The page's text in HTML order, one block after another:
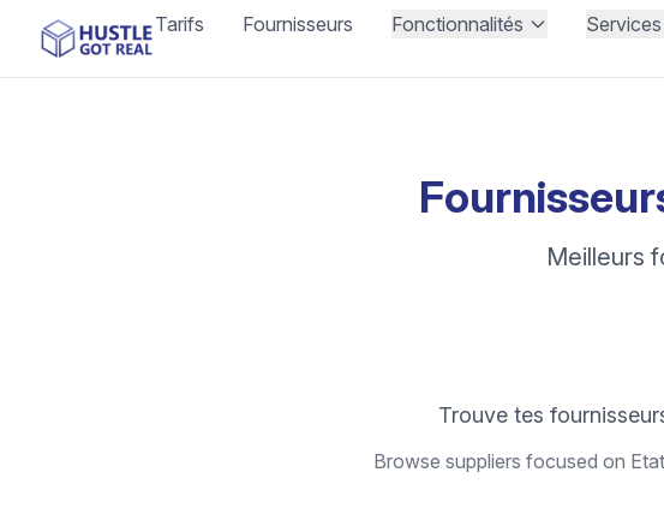
Tarifs Fournisseurs Fonctionnalités Services
Meilleurs
Trouve tes
Browse suppliers focused on